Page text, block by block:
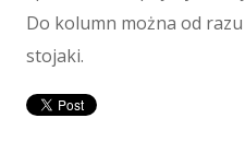
Usługi
Do kolumn można od
stojaki.